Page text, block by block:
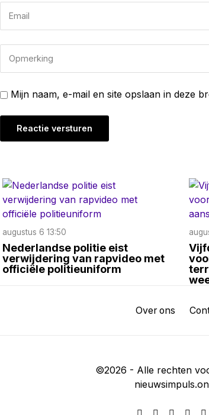
Mijn naam, e-mail en site opslaan in deze
augustus 6 13:50
Nederlandse politie eist
verwijdering van rapvideo met
officiële politieuniform
Over ons
©2026 - Alle rechten